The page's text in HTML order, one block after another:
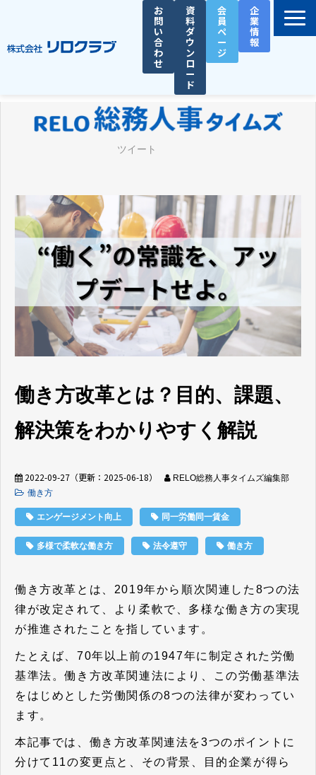
お
問
い
合
わ
せ
資
料
ダ
ウ
ン
ロ
ー
ド
会
員
ペ
ー
ジ
企
業
情
報
選ばれる理由
サービス一覧
お役立ち資料
セミナー
総務人事タイムズ
ツイート
働き方改革とは？目的、課題、
解決策をわかりやすく解説
2022-09-27 （更新： 2025-06-18）
RELO総務人事タイムズ編集部
働き方
エンゲージメント向上 同一労働同一賃金
多様で柔軟な働き方 法令遵守 働き方
働き方改革とは、2019年から順次関連した8つの法
律が改定されて、より柔軟で、多様な働き方の実現
が推進されたことを指しています。
たとえば、70年以上前の1947年に制定された労働
基準法。働き方改革関連法により、この労働基準法
をはじめとした労働関係の8つの法律が変わってい
ます。
本記事では、働き方改革関連法を3つのポイントに
分けて11の変更点と、その背景、目的企業が得ら